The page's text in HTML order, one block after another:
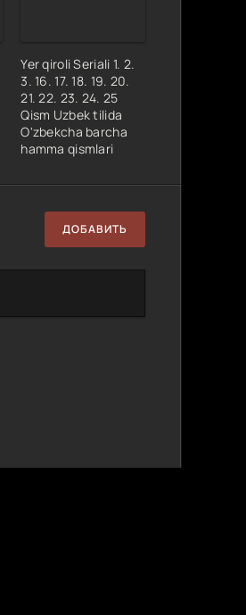
Yer qiroli Seriali 1. 2.
3. 16. 17. 18. 19. 20.
21. 22. 23. 24. 25
Qism Uzbek tilida
O'zbekcha barcha
hamma qismlari
ДОБАВИТЬ